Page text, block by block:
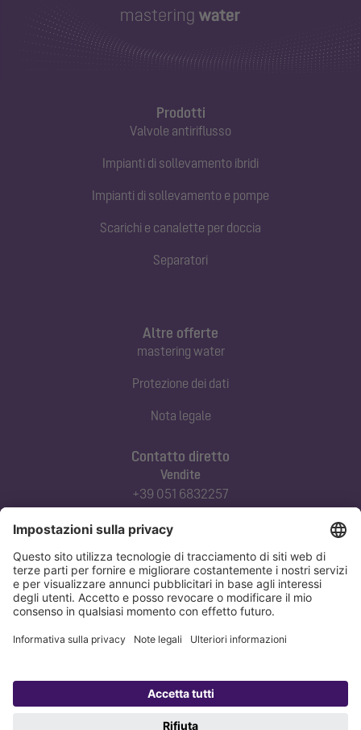
Prodotti
Valvole antiriflusso
Impianti di sollevamento ibridi
Impianti di sollevamento e pompe
Scarichi e canalette per doccia
Separatori
Contatto diretto
Vendite
+39 051 6832257
+39 342-8970379
assistenza@kessel-italia.it
Altre offerte
mastering water
Protezione dei dati
Nota legale
Copyright 1998-2026 KESSEL SE + Co. KG, Bahnhofstraße 31, 85101 Lenting,
Protezione dei dati Nota legale